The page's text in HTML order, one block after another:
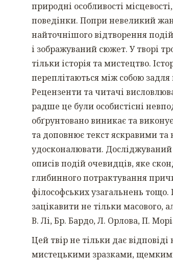
природні особливості
поведінки. Попри невеликий
найточнішого відтворення
і зображуваний сюжет. У творі
тільки історія та мистецтво.
переплітаються між собою
Рецензенти та читачі
радше це були особистісні
обґрунтовано виникає та
та доповнює текст яскравими
удосконалювати. Досліджуваний
описів подій очевидців, яке
глибинного потрактування
філософських узагальнень
зацікавити не тільки масового,
В. Лі, Бр. Бардо, Л. Орлова, П.
Цей твір не тільки дає
мистецькими зразками,